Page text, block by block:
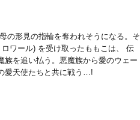
の形見の指輪を奪われそうになる。そ
ワール) を受け取ったももこは、 伝
を追い払う。悪魔族から愛のウェー
愛天使たちと共に戦う…!